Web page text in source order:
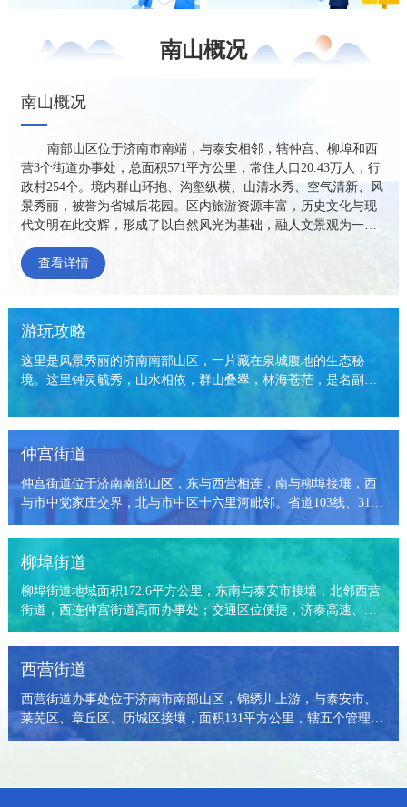
南山概况
南山概况
南部山区位于济南市南端，与泰安相邻，辖仲宫、柳埠和西
营3个街道办事处，总面积571平方公里，常住人口20.43万人，行
政村254个。境内群山环抱、沟壑纵横、山清水秀、空气清新、风
景秀丽，被誉为省城后花园。区内旅游资源丰富，历史文化与现
代文明在此交辉，形成了以自然风光为基础，融人文景观为一体
九顶塔民族风情园、九如山风景区等，充裕着清新的山野情趣和
浓郁的乡村韵味，与大城市中拥挤的环境、喧嚣的生活形成鲜明
是济南环城游憩带的优良候选地。
查看详情
游玩攻略
这里是风景秀丽的济南南部山区，一片藏在泉城腹地的生态秘
境。这里钟灵毓秀，山水相依，群山叠翠，林海苍茫，是名副其
实的天然氧吧，更是齐鲁大地上一颗璀璨的绿色明珠。春有山花
烂漫，生机盎然；夏有清泉飞瀑，清凉宜人；秋有层林尽染，硕
果飘香；冬有银装素裹，静谧祥和。四季南山，季季皆景，步步
如画。九如山的瀑布溪流，红叶谷的斑斓秋色，四门塔的千年古
韵，锦绣川的碧波荡漾，一处处美景串联起南部山区最动人的画
卷。在这里，你可以登山望远、亲水漫步、田园采摘、研学露
营，感受自然之美，体验乡野之趣。在这里，你可以品尝柴火炖
鸣，卸下疲惫，放松身心。山水润南山，生态藏人间。济南南部
山区，有诗，有远方，有烟火，有温暖。一城山色，半城湖光，
最美不过，济南南山。欢迎走进南部山区，遇见最美的生态山
水，邂逅最真的田园乡愁！
仲宫街道
仲宫街道位于济南南部山区，东与西营相连，南与柳埠接壤，西
与市中党家庄交界，北与市中区十六里河毗邻。省道103线、317
线、518线穿境而过，交通便达、区位优越。辖区（不含高而、锦
绣川）面积142.92平方公里，下辖8个管理区，74个行政村，居民
小区147个。辖区总人口3.41万户、12.72万人，其中常住人口8.22
万人、流动人口4.50万人。辖1个党委、5个党总支、112个党支
部，管理党员3100余名。
柳埠街道
柳埠街道地域面积172.6平方公里，东南与泰安市接壤，北邻西营
街道，西连仲宫街道高而办事处；交通区位便捷，济泰高速、
南山站；生态优势显著，处泰山北麓，森林覆盖率达72%，全年
空气优良天数300天以上，有柳埠、药乡两处国家级森林公园，涌
销柳埠镇，以其原行政区域设立柳埠街道办事处，街道办事处机
关驻原柳埠镇政府驻地，下辖8个管理区、87个行政村、158个自
然村，户籍人口6.2万人。
西营街道
西营街道办事处位于济南市南部山区，锦绣川上游，与泰安市、
莱芜区、章丘区、历城区接壤，面积131平方公里，辖五个管理区
（西营、南营、积米峪、枣林、龙湾），38个行政村，99个自然